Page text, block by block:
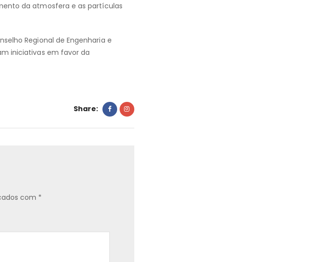
da atmosfera e as partículas
Regional de Engenharia e
iniciativas em favor da
Share:
com *